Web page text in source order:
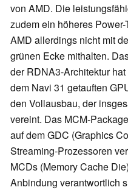
von AMD. Die
zudem ein höheres
AMD allerdings nicht mit
grünen Ecke mithalten.
der RDNA3-Architektur
dem Navi 31 getauften
den Vollausbau, der
vereint. Das MCM-
auf dem GDC (Graphics
Streaming-Prozessoren
MCDs (Memory Cache
Anbindung verantwortlich